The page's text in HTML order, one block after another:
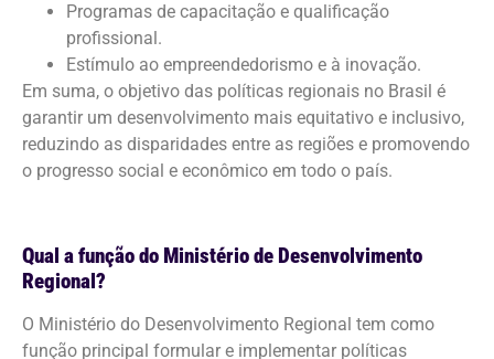
Programas de capacitação e qualificação
profissional.
Estímulo ao empreendedorismo e à inovação.
Em suma, o objetivo das políticas regionais no Brasil é
garantir um desenvolvimento mais equitativo e inclusivo,
reduzindo as disparidades entre as regiões e promovendo
o progresso social e econômico em todo o país.
Qual a função do Ministério de Desenvolvimento
Regional?
O Ministério do Desenvolvimento Regional tem como
função principal formular e implementar políticas